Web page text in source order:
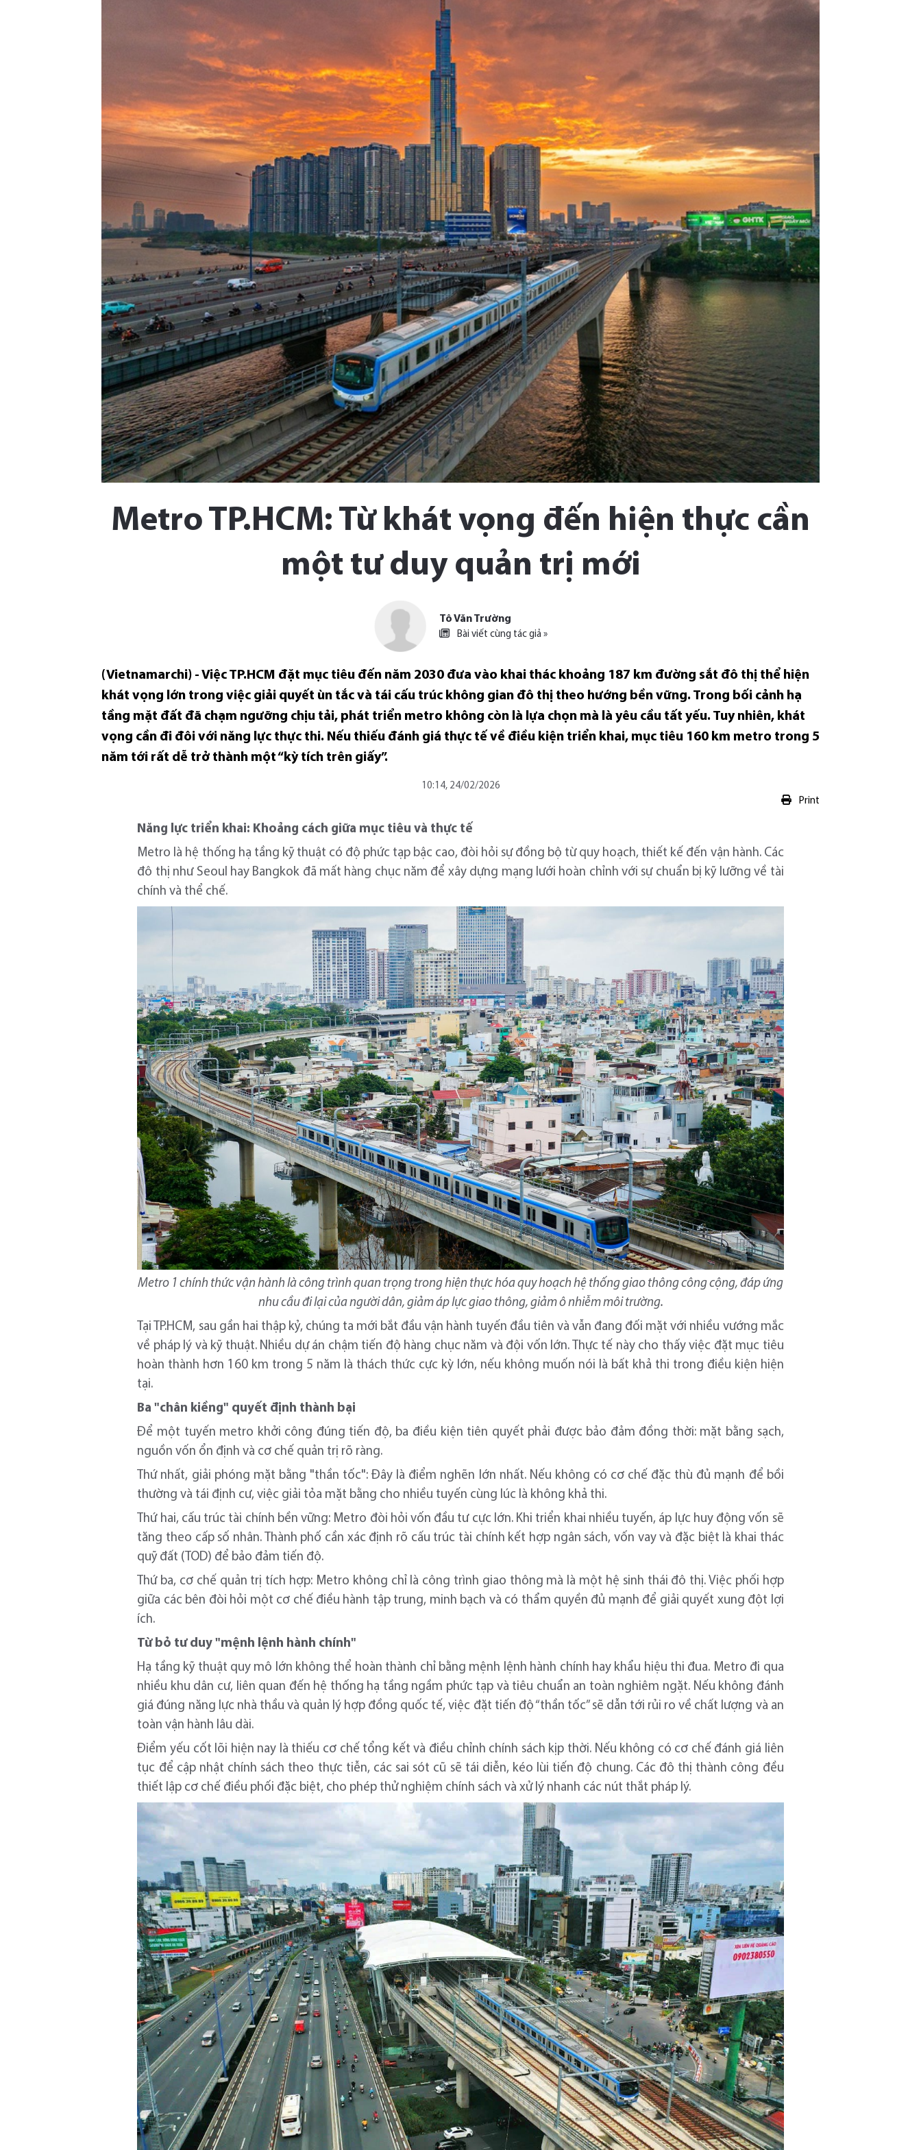
Metro TP.HCM: Từ khát vọng đến hiện thực cần
một tư duy quản trị mới
Tô Văn Trường
Bài viết cùng tác giả »
(Vietnamarchi) - Việc TP.HCM đặt mục tiêu đến năm 2030 đưa vào khai thác khoảng 187 km đường sắt đô thị thể hiện
khát vọng lớn trong việc giải quyết ùn tắc và tái cấu trúc không gian đô thị theo hướng bền vững. Trong bối cảnh hạ
tầng mặt đất đã chạm ngưỡng chịu tải, phát triển metro không còn là lựa chọn mà là yêu cầu tất yếu. Tuy nhiên, khát
vọng cần đi đôi với năng lực thực thi. Nếu thiếu đánh giá thực tế về điều kiện triển khai, mục tiêu 160 km metro trong 5
năm tới rất dễ trở thành một “kỳ tích trên giấy”.
10:14, 24/02/2026
Print
Năng lực triển khai: Khoảng cách giữa mục tiêu và thực tế
Metro là hệ thống hạ tầng kỹ thuật có độ phức tạp bậc cao, đòi hỏi sự đồng bộ từ quy hoạch, thiết kế đến vận hành. Các
đô thị như Seoul hay Bangkok đã mất hàng chục năm để xây dựng mạng lưới hoàn chỉnh với sự chuẩn bị kỹ lưỡng về tài
chính và thể chế.
Metro 1 chính thức vận hành là công trình quan trọng trong hiện thực hóa quy hoạch hệ thống giao thông công cộng, đáp ứng
nhu cầu đi lại của người dân, giảm áp lực giao thông, giảm ô nhiễm môi trường.
Tại TP.HCM, sau gần hai thập kỷ, chúng ta mới bắt đầu vận hành tuyến đầu tiên và vẫn đang đối mặt với nhiều vướng mắc
về pháp lý và kỹ thuật. Nhiều dự án chậm tiến độ hàng chục năm và đội vốn lớn. Thực tế này cho thấy việc đặt mục tiêu
hoàn thành hơn 160 km trong 5 năm là thách thức cực kỳ lớn, nếu không muốn nói là bất khả thi trong điều kiện hiện
tại.
Ba "chân kiềng" quyết định thành bại
Để một tuyến metro khởi công đúng tiến độ, ba điều kiện tiên quyết phải được bảo đảm đồng thời: mặt bằng sạch,
nguồn vốn ổn định và cơ chế quản trị rõ ràng.
Thứ nhất, giải phóng mặt bằng "thần tốc": Đây là điểm nghẽn lớn nhất. Nếu không có cơ chế đặc thù đủ mạnh để bồi
thường và tái định cư, việc giải tỏa mặt bằng cho nhiều tuyến cùng lúc là không khả thi.
Thứ hai, cấu trúc tài chính bền vững: Metro đòi hỏi vốn đầu tư cực lớn. Khi triển khai nhiều tuyến, áp lực huy động vốn sẽ
tăng theo cấp số nhân. Thành phố cần xác định rõ cấu trúc tài chính kết hợp ngân sách, vốn vay và đặc biệt là khai thác
quỹ đất (TOD) để bảo đảm tiến độ.
Thứ ba, cơ chế quản trị tích hợp: Metro không chỉ là công trình giao thông mà là một hệ sinh thái đô thị. Việc phối hợp
giữa các bên đòi hỏi một cơ chế điều hành tập trung, minh bạch và có thẩm quyền đủ mạnh để giải quyết xung đột lợi
ích.
Từ bỏ tư duy "mệnh lệnh hành chính"
Hạ tầng kỹ thuật quy mô lớn không thể hoàn thành chỉ bằng mệnh lệnh hành chính hay khẩu hiệu thi đua. Metro đi qua
nhiều khu dân cư, liên quan đến hệ thống hạ tầng ngầm phức tạp và tiêu chuẩn an toàn nghiêm ngặt. Nếu không đánh
giá đúng năng lực nhà thầu và quản lý hợp đồng quốc tế, việc đặt tiến độ “thần tốc” sẽ dẫn tới rủi ro về chất lượng và an
toàn vận hành lâu dài.
Điểm yếu cốt lõi hiện nay là thiếu cơ chế tổng kết và điều chỉnh chính sách kịp thời. Nếu không có cơ chế đánh giá liên
tục để cập nhật chính sách theo thực tiễn, các sai sót cũ sẽ tái diễn, kéo lùi tiến độ chung. Các đô thị thành công đều
thiết lập cơ chế điều phối đặc biệt, cho phép thử nghiệm chính sách và xử lý nhanh các nút thắt pháp lý.